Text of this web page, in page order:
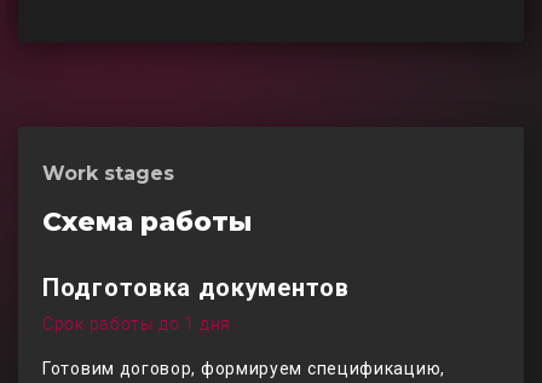
Work stages
Схема работы
Подготовка документов
Срок работы до 1 дня
Готовим договор, формируем спецификацию,